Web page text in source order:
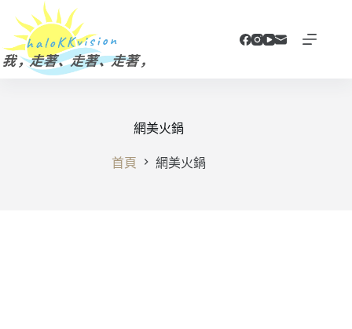
主
要
網美火鍋
首頁 網美火鍋